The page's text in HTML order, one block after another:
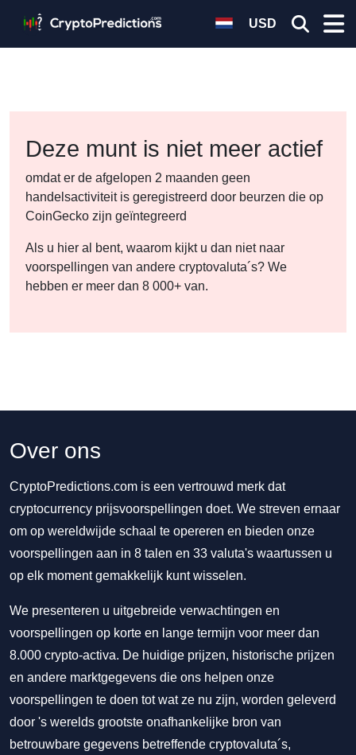
USD
Deze munt is niet meer actief
omdat er de afgelopen 2 maanden geen
handelsactiviteit is geregistreerd door beurzen die op
CoinGecko zijn geïntegreerd
Als u hier al bent, waarom kijkt u dan niet naar
voorspellingen van andere cryptovaluta´s? We
hebben er meer dan 8 000+ van.
Over ons
CryptoPredictions.com is een vertrouwd merk dat
cryptocurrency prijsvoorspellingen doet. We streven ernaar
om op wereldwijde schaal te opereren en bieden onze
voorspellingen aan in 8 talen en 33 valuta's waartussen u
op elk moment gemakkelijk kunt wisselen.
We presenteren u uitgebreide verwachtingen en
voorspellingen op korte en lange termijn voor meer dan
8.000 crypto-activa. De huidige prijzen, historische prijzen
en andere marktgegevens die ons helpen onze
voorspellingen te doen tot wat ze nu zijn, worden geleverd
door 's werelds grootste onafhankelijke bron van
betrouwbare gegevens betreffende cryptovaluta´s,